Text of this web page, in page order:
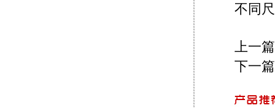
不同
上一
下一